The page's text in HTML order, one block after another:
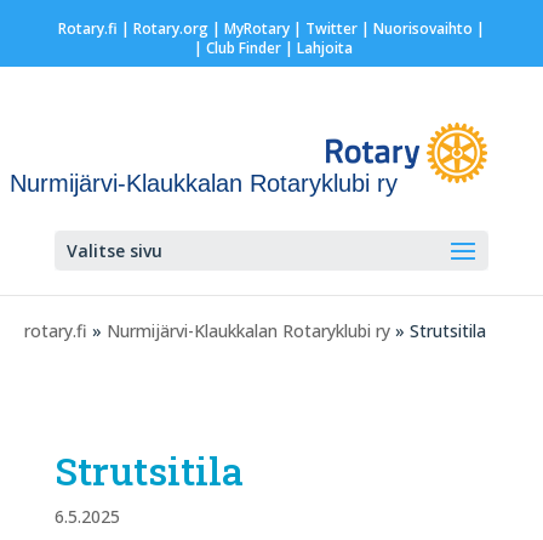
Rotary.fi | Rotary.org| MyRotary| Twitter| Nuorisovaihto |
| Club Finder| Lahjoita
Nurmijärvi-Klaukkalan Rotaryklubi ry
Valitse sivu
rotary.fi » Nurmijärvi-Klaukkalan Rotaryklubi ry » Strutsitila
Strutsitila
6.5.2025